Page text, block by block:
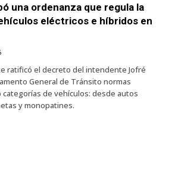
una ordenanza que regula la
eléctricos e híbridos en
ratificó el decreto del intendente Jofré
General de Tránsito normas
categorías de vehículos: desde autos
y monopatines.